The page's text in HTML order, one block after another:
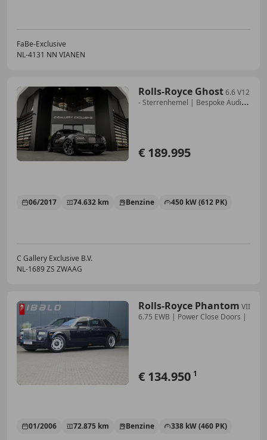
FaBe-Exclusive
NL-4131 NN VIANEN
Rolls-Royce Ghost6.6 V12
- Sterrenhemel | Bespoke Audio
€ 189.995
06/2017 74.632 km Benzine 450 kW (612 PK)
C Gallery Exclusive B.V.
NL-1689 ZS ZWAAG
Rolls-Royce Phantom VII
6.75 EWB | Power Close Doors |
€ 134.950 1
01/2006 72.875 km Benzine 338 kW (460 PK)